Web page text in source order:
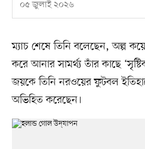
০৫ জুলাই ২০২৬
ম্যাচ শেষে তিনি বলেছেন, অল্প
করে আনার সামর্থ্য তাঁর কাছে
জয়কে তিনি নরওয়ের ফুটবল
অভিহিত করেছেন।